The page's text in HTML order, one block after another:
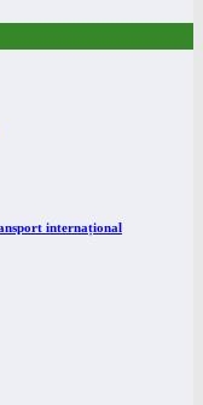
internațional